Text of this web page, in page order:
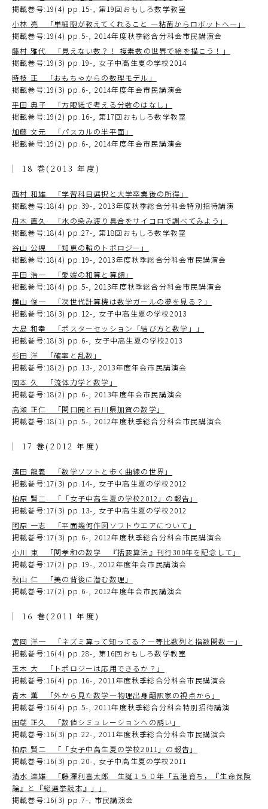
掲載巻号:19(4) pp.15-, 第19回おもしろ数学教室
小林 亮 「単細胞が教えてくれること ―粘菌からロボットへ―」
掲載巻号:19(4) pp.5-, 2014年度秋季総合分科会市民講演会
藤村 雅代 「見えない数？！ 複素数の世界で絵を描こう！」
掲載巻号:19(3) pp.19-, 女子中高生夏の学校2014
時枝 正 「おもちゃからの数理モデル」
掲載巻号:19(3) pp.6-, 2014年度年会市民講演会
平田 典子 「方眼紙で考える分数のはなし」
掲載巻号:19(2) pp.16-, 第17回おもしろ数学教室
加藤 文元 「パスカルの半平面」
掲載巻号:19(2) pp.6-, 2014年度年会市民講演会
18 巻(2013 年度)
西村 和雄 「学習科目選択と大学卒業後の所得」
掲載巻号:18(4) pp.39-, 2013年度秋季総合分科会特別招待講演
舟木 直久 「水の染み渡り具合をサイコロで調べてみよう」
掲載巻号:18(4) pp.27-, 第18回おもしろ数学教室
谷山 公規 「知恵の輪のトポロジー」
掲載巻号:18(4) pp.19-, 2013年度秋季総合分科会市民講演会
平田 浩一 「愛媛の和算と算額」
掲載巻号:18(4) pp.5-, 2013年度秋季総合分科会市民講演会
横山 俊一 「次世代計算機は数学ガールの夢を見る？」
掲載巻号:18(3) pp.12-, 女子中高生夏の学校2013
大島 和幸 「ポスターセッション「結び方と数学」」
掲載巻号:18(3) pp.6-, 女子中高生夏の学校2013
杉田 洋 「確率と乱数」
掲載巻号:18(2) pp.13-, 2013年度年会市民講演会
岡本 久 「流体力学と数学」
掲載巻号:18(2) pp.6-, 2013年度年会市民講演会
高瀬 正仁 「関口開と石川県加賀の数学」
掲載巻号:18(1) pp.5-, 2012年度秋季総合分科会市民講演会
17 巻(2012 年度)
濱田 龍義 「数学ソフトと歩く曲線の世界」
掲載巻号:17(3) pp.14-, 女子中高生夏の学校2012
柏原 賢二 「「女子中高生夏の学校2012」の報告」
掲載巻号:17(3) pp.13-, 女子中高生夏の学校2012
阿原 一志 「平面幾何作図ソフトウエアについて」
掲載巻号:17(3) pp.6-, 2012年度秋季総合分科会市民講演会
小川 束 「関孝和の数学 『括要算法』刊行300年を記念して」
掲載巻号:17(2) pp.19-, 2012年度年会市民講演会
秋山 仁 「美の背後に潜む数理」
掲載巻号:17(2) pp.6-, 2012年度年会市民講演会
16 巻(2011 年度)
宮岡 洋一 「ネズミ算って知ってる？―等比数列と指数関数―」
掲載巻号:16(4) pp.28-, 第16回おもしろ数学教室
玉木 大 「トポロジーは応用できるか？」
掲載巻号:16(4) pp.16-, 2011年度秋季総合分科会市民講演会
青木 薫 「外から見た数学―物理出身翻訳家の視点から」
掲載巻号:16(4) pp.5-, 2011年度秋季総合分科会特別招待講演
田端 正久 「数値シミュレーションへの誘い」
掲載巻号:16(3) pp.22-, 2011年度秋季総合分科会市民講演会
柏原 賢二 「「女子中高生夏の学校2011」の報告」
掲載巻号:16(3) pp.20-, 女子中高生夏の学校2011
清水 達雄 「藤澤利喜太郎 生誕１５０年「五港育ち，『生命保険
論』と『総選挙読本』」」
掲載巻号:16(3) pp.7-, 市民講演会